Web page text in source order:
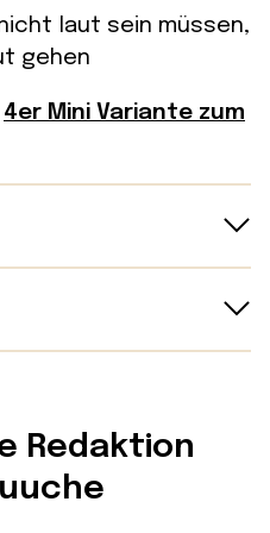
laut sein müssen,
gehen
4er Mini Variante zum
Audio-Sticker
Aufnahmezeit pro
besondere
in Bildern,
Redaktion